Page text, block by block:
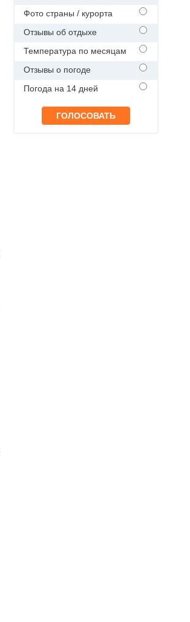
Фото страны / курорта
Отзывы об отдыхе
Температура по месяцам
Отзывы о погоде
Погода на 14 дней